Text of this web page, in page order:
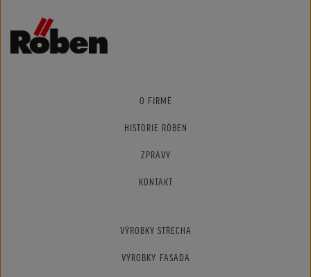
O FIRMĚ
HISTORIE RÖBEN
ZPRÁVY
KONTAKT
VÝROBKY STŘECHA
VÝROBKY FASÁDA